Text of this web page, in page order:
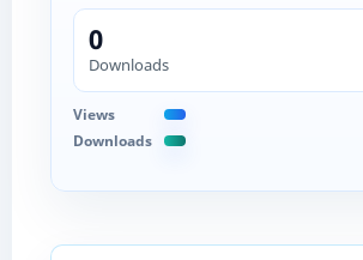
0
Downloads
Views
Downloads